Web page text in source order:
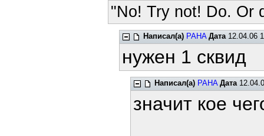
"No! Try not! Do. Or
Написал(а) PAHA Дата12.04.06
нужен 1 сквид
Написал(а) PAHA Дата
значит кое